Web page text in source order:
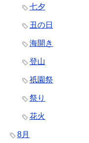
七夕
丑の日
海開き
登山
祇園祭
祭り
花火
8月